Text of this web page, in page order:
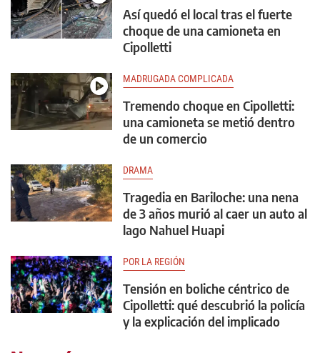
Así quedó el local tras el fuerte
choque de una camioneta en
Cipolletti
MADRUGADA COMPLICADA
Tremendo choque en Cipolletti:
una camioneta se metió dentro
de un comercio
DRAMA
Tragedia en Bariloche: una nena
de 3 años murió al caer un auto al
lago Nahuel Huapi
POR LA REGIÓN
Tensión en boliche céntrico de
Cipolletti: qué descubrió la policía
y la explicación del implicado